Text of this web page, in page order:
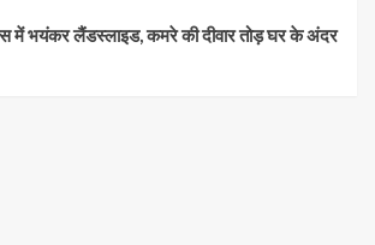
भयंकर लैंडस्लाइड, कमरे की दीवार तोड़ घर के अंदर